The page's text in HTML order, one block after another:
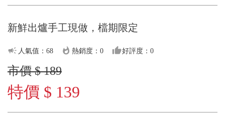
新鮮出爐手工現做，檔期限定
campaign 人氣值：68 whatshot 熱銷度：0 thumb_up好評度：0
市價 $ 189
特價 $ 139